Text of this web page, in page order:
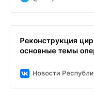
Реконструкция
основные темы
Новости